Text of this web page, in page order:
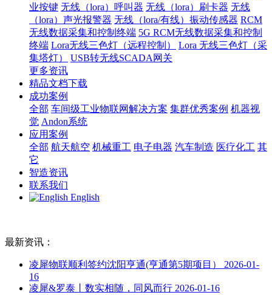
业按键 无线（lora）呼叫器 无线（lora）刷卡器 无线
（lora）声光报警器 无线（lora/有线）振动传感器 RCM
无线数据采集和控制终端 5G RCM无线数据采集和控制
终端 Lora无线三色灯（远程控制）
Lora 无线三色灯（采
集塔灯）
USB转无线SCADA网关
更多资讯
精品文档下载
成功案例
全部 车间级工业物联网解决方案 集群优秀案例 机器视
觉 Andon系统
应用案例
全部 航天航空 机械重工 电子电器 汽车制造 医疗化工 其
它
智造资讯
联系我们
English
最新资讯：
凌犀物联顺利签约沈阳亨通(亨通第5期项目） 2026-01-
16
凌犀&罗泰丨数实相随，同风而行 2026-01-16